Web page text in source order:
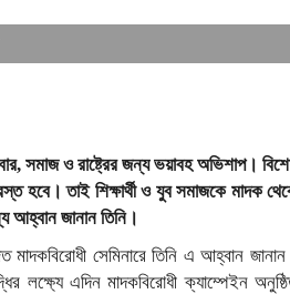
সমাজ ও রাষ্ট্রের জন্য ভয়াবহ অভিশাপ।
হবে। তাই শিক্ষার্থী ও যুব সমাজকে মাদক
আহ্বান জানান তিনি।
সেমিনারে তিনি এ আহ্বান
লক্ষ্যে এদিন মাদকবিরোধী ক্যাম্পেইন